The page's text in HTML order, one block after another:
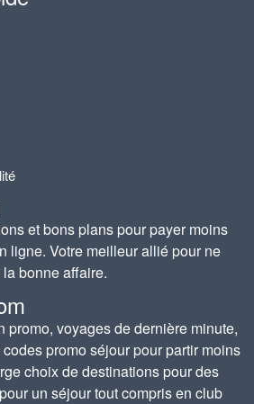
et bons plans pour payer moins
ligne. Votre meilleur allié pour ne
bonne affaire.
promo, voyages de dernière minute,
promo séjour pour partir moins
choix de destinations pour des
un séjour tout compris en club